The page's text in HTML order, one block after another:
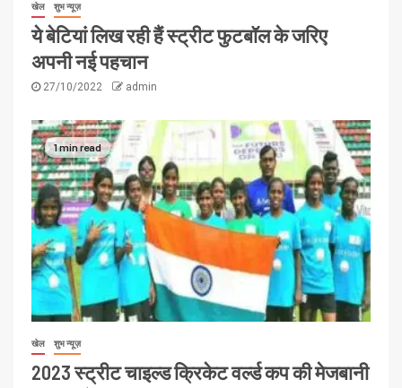
खेल शुभ न्यूज़
ये बेटियां लिख रही हैं स्ट्रीट फुटबॉल के जरिए
अपनी नई पहचान
27/10/2022 admin
1 min read
खेल शुभ न्यूज़
2023 स्ट्रीट चाइल्ड क्रिकेट वर्ल्ड कप की मेजबानी